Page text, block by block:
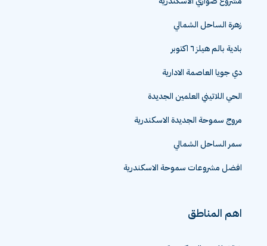
مشروع صواري الاسكندرية
زهرة الساحل الشمالي
بادية بالم هيلز ٦ اكتوبر
دي جويا العاصمة الادارية
الحي اللاتيني العلمين الجديدة
مروج سموحة الجديدة الاسكندرية
سمر الساحل الشمالي
افضل مشروعات سموحة الاسكندرية
اهم المناطق